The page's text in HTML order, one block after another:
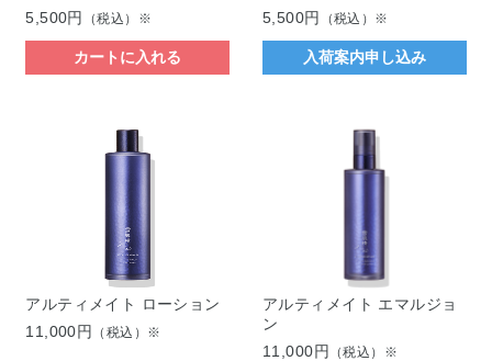
5,500円
（税込）※
カートに入れる
5,500円
（税込）※
入荷案内申し込み
アルティメイト ローション
11,000円
（税込）※
アルティメイト エマルジョ
ン
11,000円
（税込）※